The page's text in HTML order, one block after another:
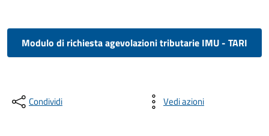
Modulo di richiesta agevolazioni tributarie IMU - TARI
Condividi Vedi azioni